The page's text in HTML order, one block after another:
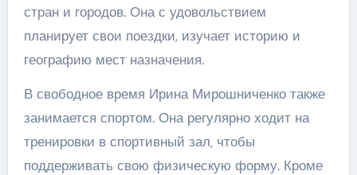
стран и городов. Она с удовольствием
планирует свои поездки, изучает историю и
географию мест назначения.
В свободное время Ирина Мирошниченко также
занимается спортом. Она регулярно ходит на
тренировки в спортивный зал, чтобы
поддерживать свою физическую форму. Кроме